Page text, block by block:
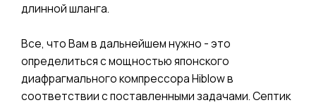
длинной шланга.
Все, что Вам в дальнейшем нужно - это
определиться с мощностью японского
диафрагмального компрессора Hiblow в
соответствии с поставленными задачами. Септик